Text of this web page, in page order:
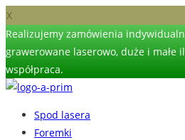
X
Realizujemy zamówienia
grawerowane laserowo, duże i małe
współpraca.
Skip
content
Spod lasera
Foremki